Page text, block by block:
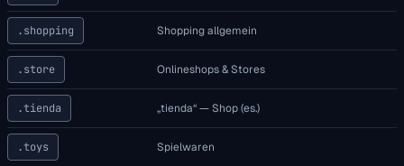
.shopping Shopping allgemein
.store Onlineshops & Stores
.tienda „tienda“ — Shop (es.)
.toys Spielwaren